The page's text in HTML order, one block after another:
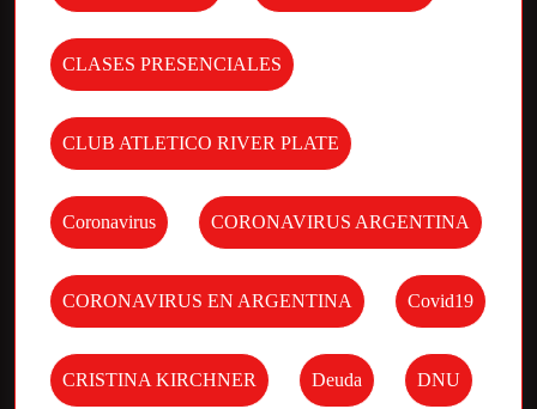
CLASES PRESENCIALES
CLUB ATLETICO RIVER PLATE
Coronavirus CORONAVIRUS ARGENTINA
CORONAVIRUS EN ARGENTINA Covid19
CRISTINA KIRCHNER Deuda DNU